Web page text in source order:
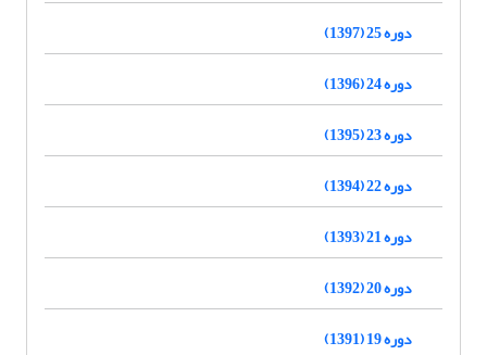
دوره 25 (1397)
دوره 24 (1396)
دوره 23 (1395)
دوره 22 (1394)
دوره 21 (1393)
دوره 20 (1392)
دوره 19 (1391)